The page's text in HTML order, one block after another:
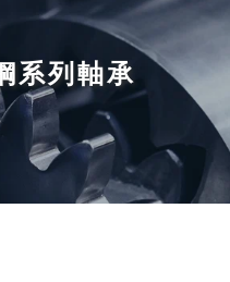
系列軸承